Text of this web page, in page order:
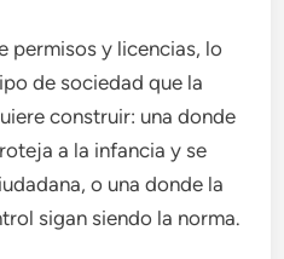
permisos y licencias, lo
de sociedad que la
construir: una donde
a la infancia y se
o una donde la
sigan siendo la norma.